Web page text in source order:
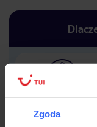
Zgoda